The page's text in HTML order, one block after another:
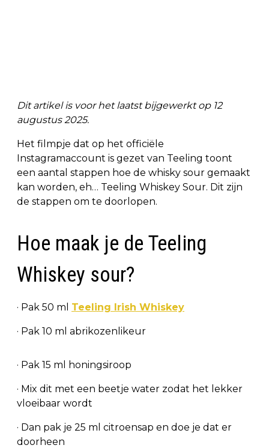
Dit artikel is voor het laatst bijgewerkt op 12
augustus 2025.
Het filmpje dat op het officiële
Instagramaccount is gezet van Teeling toont
een aantal stappen hoe de whisky sour gemaakt
kan worden, eh… Teeling Whiskey Sour. Dit zijn
de stappen om te doorlopen.
Hoe maak je de Teeling
Whiskey sour?
· Pak 50 ml Teeling Irish Whiskey
· Pak 10 ml abrikozenlikeur
· Pak 15 ml honingsiroop
· Mix dit met een beetje water zodat het lekker
vloeibaar wordt
· Dan pak je 25 ml citroensap en doe je dat er
doorheen